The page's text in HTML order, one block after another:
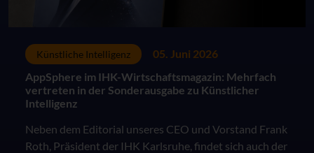
Künstliche Intelligenz
05. Juni 2026
AppSphere im IHK-Wirtschaftsmagazin: Mehrfach
vertreten in der Sonderausgabe zu Künstlicher
Intelligenz
Neben dem Editorial unseres CEO und Vorstand Frank
Roth, Präsident der IHK Karlsruhe, findet sich auch der